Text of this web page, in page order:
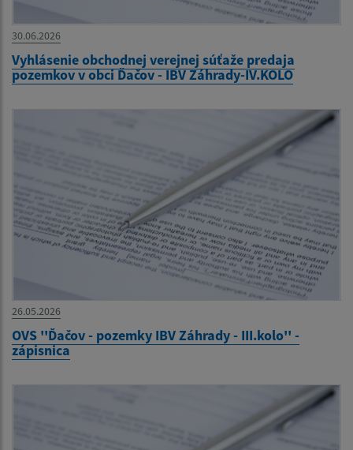
30.06.2026
Vyhlásenie obchodnej verejnej súťaže predaja
pozemkov v obci Ďačov - IBV Záhrady-IV.KOLO
26.05.2026
OVS ''Ďačov - pozemky IBV Záhrady - III.kolo'' -
zápisnica